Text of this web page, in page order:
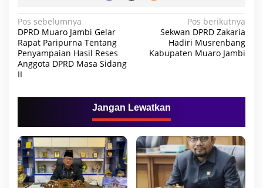
N
a
v
i
s
i
p
o
Pos sebelumnya
DPRD Muaro Jambi Gelar
Rapat Paripurna Tentang
Penyampaian Hasil Reses
Anggota DPRD Masa Sidang
II
Pos berikutnya
Sekwan DPRD Zakaria
Hadiri Musrenbang
Kabupaten Muaro Jambi
Jangan Lewatkan